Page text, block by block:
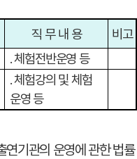
직 무 내 용
비고
․체험전반운영 등
․체험강의 및 체험
운영 등
연기관의 운영에 관한 법률